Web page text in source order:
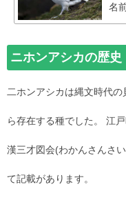
名
ニホンアシカの歴史
二ホンアシカは縄文時代
ら存在する種でした。 江
漢三才図会(わかんさんさ
て記載があります。